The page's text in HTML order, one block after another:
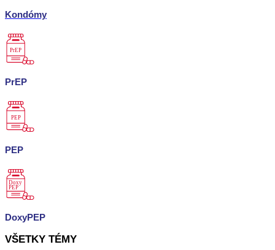
Kondómy
PrEP
PrEP
PEP
PEP
PEP
Doxy
DoxyPEP
VŠETKY TÉMY